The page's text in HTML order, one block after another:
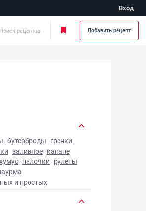
Вход
Поиск рецептов Добавить рецепт
бутерброды гренки
заливное канапе
хумус палочки рулеты
и простых